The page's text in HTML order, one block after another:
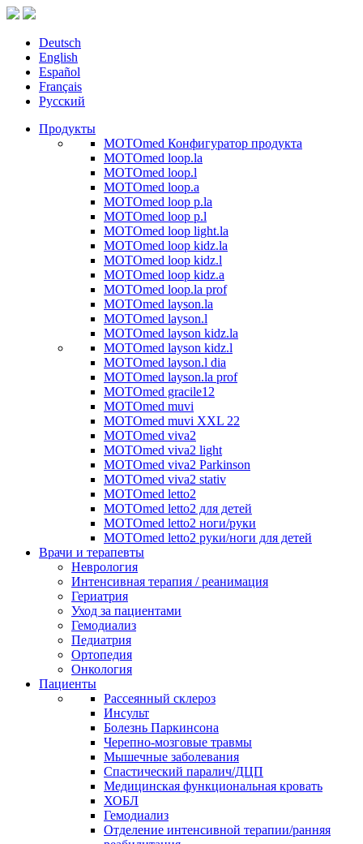
Deutsch
English
Español
Français
Русский
Продукты
MOTOmed Конфигуратор продукта
MOTOmed loop.la
MOTOmed loop.l
MOTOmed loop.a
MOTOmed loop p.la
MOTOmed loop p.l
MOTOmed loop light.la
MOTOmed loop kidz.la
MOTOmed loop kidz.l
MOTOmed loop kidz.a
MOTOmed loop.la prof
MOTOmed layson.la
MOTOmed layson.l
MOTOmed layson kidz.la
MOTOmed layson kidz.l
MOTOmed layson.l dia
MOTOmed layson.la prof
MOTOmed gracile12
MOTOmed muvi
MOTOmed muvi XXL 22
MOTOmed viva2
MOTOmed viva2 light
MOTOmed viva2 Parkinson
MOTOmed viva2 stativ
MOTOmed letto2
MOTOmed letto2 для детей
MOTOmed letto2 ноги/руки
MOTOmed letto2 руки/ноги для детей
Врачи и терапевты
Неврология
Интенсивная терапия / реанимация
Гериатрия
Уход за пациентами
Гемодиализ
Педиатрия
Ортопедия
Онкология
Пациенты
Рассеянный склероз
Инсульт
Болезнь Паркинсона
Черепно-мозговые травмы
Мышечные заболевания
Спастический паралич/ДЦП
Медицинская функциональная кровать
ХОБЛ
Гемодиализ
Отделение интенсивной терапии/ранняя